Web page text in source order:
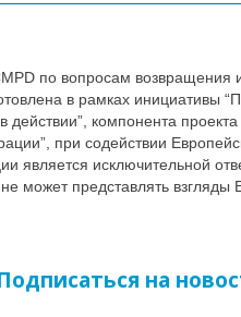
по вопросам возвращения
в рамках инициативы
действии”, компонента
при содействии
является исключительной
может представлять взгляды
на